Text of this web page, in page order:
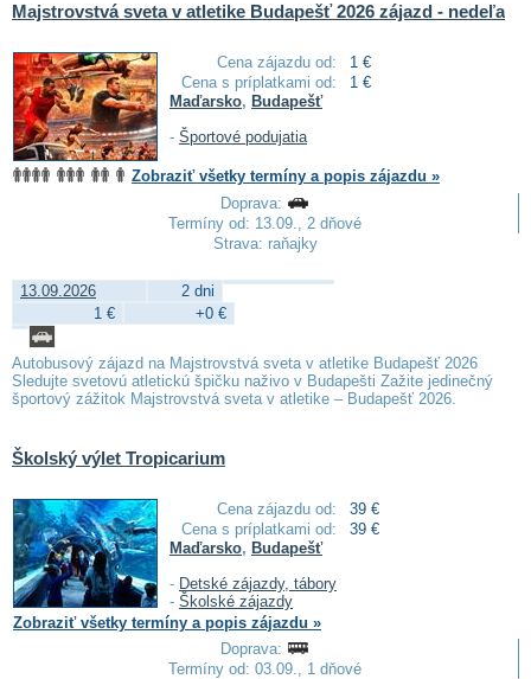
Majstrovstvá sveta v atletike Budapešť 2026 zájazd - nedeľa
Cena zájazdu od:
1 €
Cena s príplatkami od:
1 €
Maďarsko, Budapešť
- Športové podujatia
Zobraziť všetky termíny a popis zájazdu »
Doprava:
Termíny od: 13.09., 2 dňové
Strava: raňajky
13.09.2026
2 dni
1 €
+0 €
Autobusový zájazd na Majstrovstvá sveta v atletike Budapešť 2026
Sledujte svetovú atletickú špičku naživo v Budapešti Zažite jedinečný
športový zážitok Majstrovstvá sveta v atletike – Budapešť 2026.
Školský výlet Tropicarium
Cena zájazdu od:
39 €
Cena s príplatkami od:
39 €
Maďarsko, Budapešť
- Detské zájazdy, tábory
- Školské zájazdy
Zobraziť všetky termíny a popis zájazdu »
Doprava:
Termíny od: 03.09., 1 dňové